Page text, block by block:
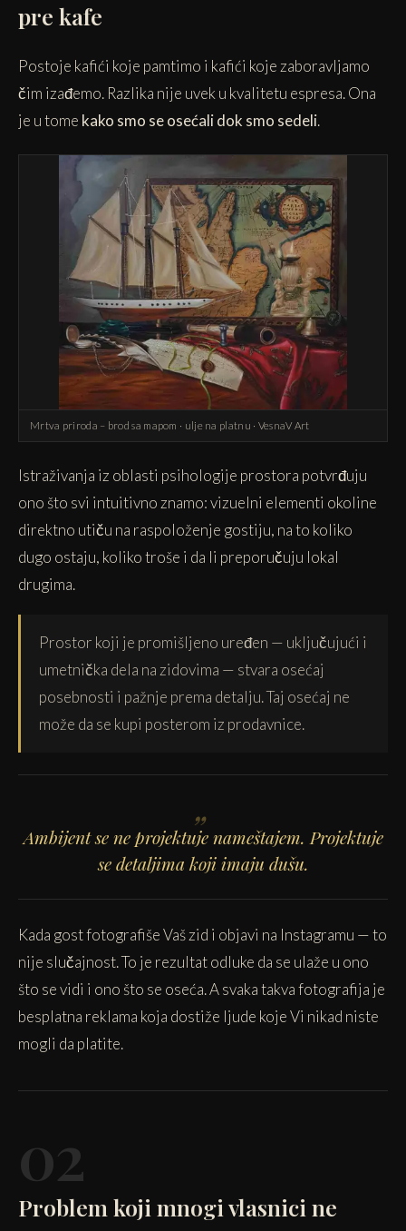
pre kafe
Postoje kafići koje pamtimo i kafići koje zaboravljamo
čim izađemo. Razlika nije uvek u kvalitetu espresa. Ona
je u tome kako smo se osećali dok smo sedeli.
Mrtva priroda – brod sa mapom · ulje na platnu · VesnaV Art
Istraživanja iz oblasti psihologije prostora potvrđuju
ono što svi intuitivno znamo: vizuelni elementi okoline
direktno utiču na raspoloženje gostiju, na to koliko
dugo ostaju, koliko troše i da li preporučuju lokal
drugima.
Prostor koji je promišljeno uređen — uključujući i
umetnička dela na zidovima — stvara osećaj
posebnosti i pažnje prema detalju. Taj osećaj ne
može da se kupi posterom iz prodavnice.
Ambijent se ne projektuje nameštajem. Projektuje
se detaljima koji imaju dušu.
Kada gost fotografiše Vaš zid i objavi na Instagramu — to
nije slučajnost. To je rezultat odluke da se ulaže u ono
što se vidi i ono što se oseća. A svaka takva fotografija je
besplatna reklama koja dostiže ljude koje Vi nikad niste
mogli da platite.
02
Problem koji mnogi vlasnici ne